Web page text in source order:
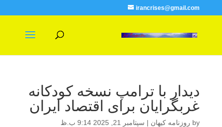
irancrises@gmail.com
دیدار با ترامپ نسخه کودکانه
غربگرایان برای اقتصاد ایران
by روزنامه کیهان | سپتامبر 21, 2025 9:14 ب.ظ